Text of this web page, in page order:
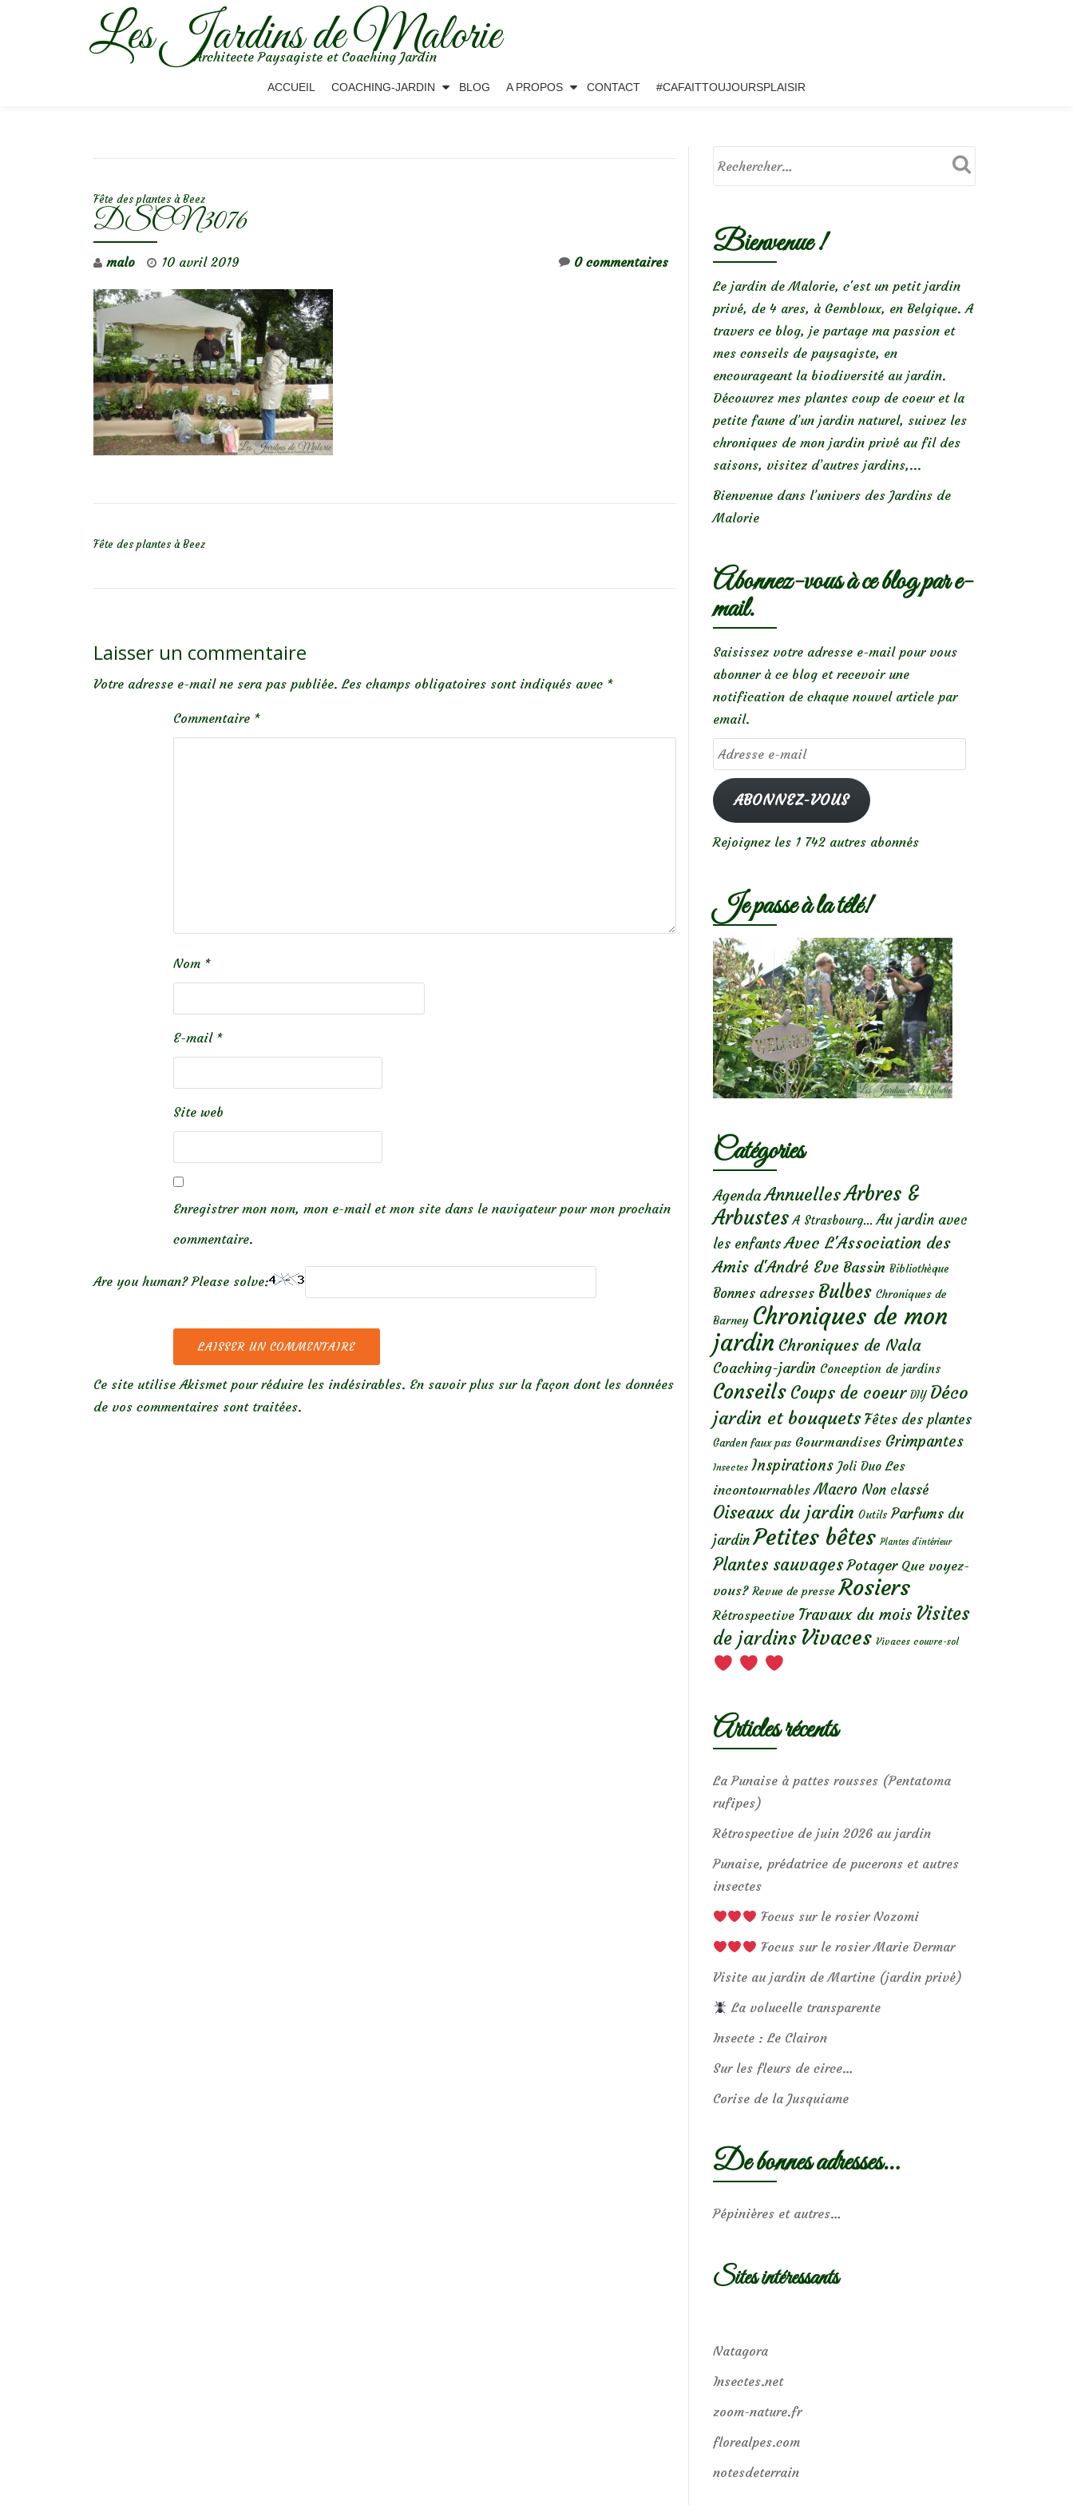
Les Jardins de Malorie
Architecte Paysagiste et Coaching Jardin
ACCUEIL COACHING-JARDIN BLOG A PROPOS CONTACT #CAFAITTOUJOURSPLAISIR
Fête des plantes à Beez
DSCN3076
malo 10 avril 2019 0 commentaires
Fête des plantes à Beez
Laisser un commentaire
Votre adresse e-mail ne sera pas publiée. Les champs obligatoires sont indiqués avec *
Commentaire *
Nom *
E-mail *
Site web
Enregistrer mon nom, mon e-mail et mon site dans le navigateur pour mon prochain
commentaire.
Are you human? Please solve:
Ce site utilise Akismet pour réduire les indésirables. En savoir plus sur la façon dont les données
de vos commentaires sont traitées.
Bienvenue !
Le jardin de Malorie, c'est un petit jardin
privé, de 4 ares, à Gembloux, en Belgique. A
travers ce blog, je partage ma passion et
mes conseils de paysagiste, en
encourageant la biodiversité au jardin.
Découvrez mes plantes coup de coeur et la
petite faune d’un jardin naturel, suivez les
chroniques de mon jardin privé au fil des
saisons, visitez d’autres jardins,...
Bienvenue dans l’univers des Jardins de
Malorie
Abonnez-vous à ce blog par e-
mail.
Saisissez votre adresse e-mail pour vous
abonner à ce blog et recevoir une
notification de chaque nouvel article par
email.
Adresse
e-
mailABONNEZ-VOUS
Rejoignez les 1 742 autres abonnés
Je passe à la télé!
Catégories
Agenda AnnuellesArbres &
Arbustes A Strasbourg... Au jardin avec
les enfants Avec L'Association des
Amis d'André Eve Bassin Bibliothèque
Bonnes adresses Bulbes Chroniques de
Barney Chroniques de mon
jardin Chroniques de Nala
Coaching-jardin Conception de jardins
Conseils Coups de coeur DIY Déco
jardin et bouquets Fêtes des plantes
Garden faux pas Gourmandises Grimpantes
Insectes Inspirations Joli Duo Les
incontournables Macro Non classé
Oiseaux du jardin Outils Parfums du
jardin Petites bêtes Plantes d’intérieur
Plantes sauvages Potager Que voyez-
vous? Revue de presse Rosiers
Rétrospective Travaux du mois Visites
de jardins Vivaces Vivaces couvre-sol
Articles récents
La Punaise à pattes rousses (Pentatoma
rufipes)
Rétrospective de juin 2026 au jardin
Punaise, prédatrice de pucerons et autres
insectes
Focus sur le rosier Nozomi
Focus sur le rosier Marie Dermar
Visite au jardin de Martine (jardin privé)
La volucelle transparente
Insecte : Le Clairon
Sur les fleurs de circe…
Corise de la Jusquiame
De bonnes adresses…
Pépinières et autres…
Sites intéressants
Natagora
Insectes.net
zoom-nature.fr
florealpes.com
notesdeterrain